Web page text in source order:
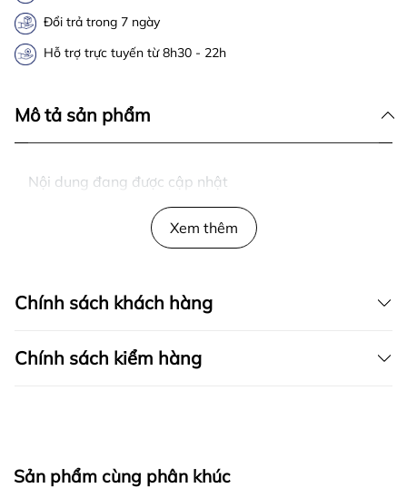
Đổi trả trong 7 ngày
Hỗ trợ trực tuyến từ 8h30 - 22h
Mô tả sản phẩm
Nội dung đang được cập nhật
Xem thêm
Chính sách khách hàng
Chính sách kiểm hàng
Sản phẩm cùng phân khúc